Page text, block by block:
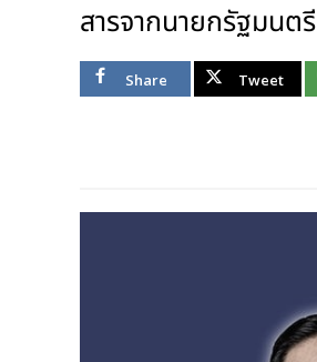
สารจากนายกรัฐมนตรี
Share Tweet